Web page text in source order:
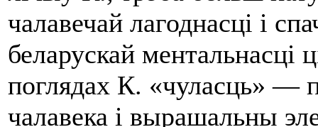
чалавечай лагоднасці i
беларускай ментальнасці
поглядах К. «чуласць» —
чалавека i вырашальны